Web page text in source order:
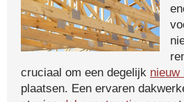
cruciaal om een degelijk nieuw
plaatsen. Een ervaren